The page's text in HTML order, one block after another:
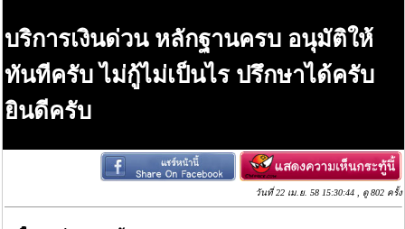
บริการเงินด่วน​ หลักฐานครบ​ อนุมัติ​ให้​
ทันที​ครับ​ ไม่กู้ไม่เป็นไร​ ปรึกษาได้ครับ​
ยินดีครับ
วันที่ 22 เม.ย. 58 15:30:44 , ดู 802 ครั้ง